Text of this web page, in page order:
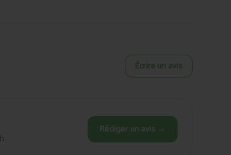
Écrire un avis
Rédiger un avis →